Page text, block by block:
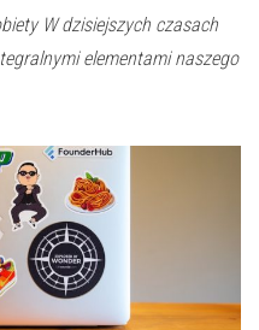
W dzisiejszych czasach
elementami naszego